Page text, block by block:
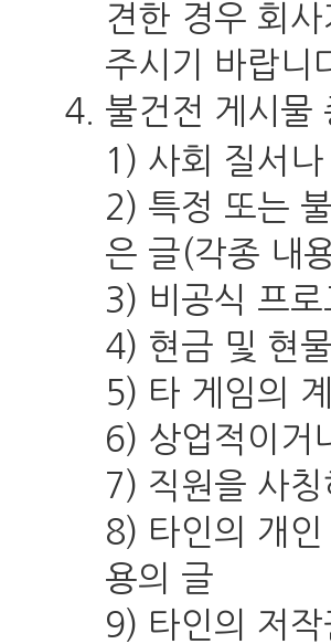
견한 경우 회
주시기 바랍니
불건전 게시물
1) 사회 질서
2) 특정 또는
은 글(각종 내
3) 비공식 프
4) 현금 및 현
5) 타 게임의
6) 상업적이거
7) 직원을 사
8) 타인의 개
용의 글
9) 타인의 저